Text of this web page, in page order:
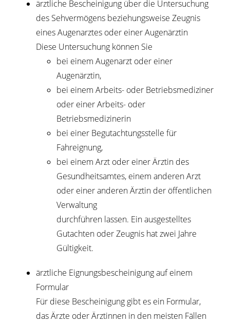
ärztliche Bescheinigung über die Untersuchung
des Sehvermögens beziehungsweise Zeugnis
eines Augenarztes oder einer Augenärztin
Diese Untersuchung können Sie
bei einem Augenarzt oder einer
Augenärztin,
bei einem Arbeits- oder Betriebsmediziner
oder einer Arbeits- oder
Betriebsmedizinerin
bei einer Begutachtungsstelle für
Fahreignung,
bei einem Arzt oder einer Ärztin des
Gesundheitsamtes, einem anderen Arzt
oder einer anderen Ärztin der öffentlichen
Verwaltung
durchführen lassen. Ein ausgestelltes
Gutachten oder Zeugnis hat zwei Jahre
Gültigkeit.
ärztliche Eignungsbescheinigung auf einem
Formular
Für diese Bescheinigung gibt es ein Formular,
das Ärzte oder Ärztinnen in den meisten Fällen